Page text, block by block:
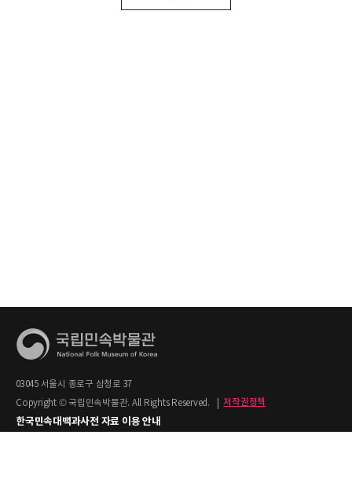
03045 서울시 종로구 삼청로 37
Copyright © 국립민속박물관. All Rights Reserved.
저작권정책
한국민속대백과사전 자료 이용 안내